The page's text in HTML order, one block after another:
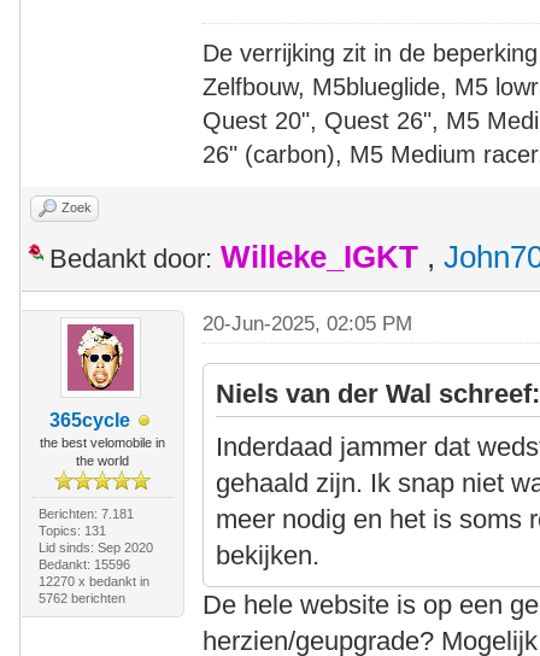
De verrijking zit in de beperking
Zelfbouw, M5blueglide, M5
Quest 20", Quest 26", M5
26" (carbon), M5 Medium
Zoek
Bedankt door: Willeke_IGKT ,
365cycle
the best velomobile in
the world
Berichten: 7.181
Topics: 131
Lid sinds: Sep 2020
Bedankt: 15596
12270 x bedankt in
5762 berichten
20-Jun-2025, 02:05 PM
Niels van der Wal schreef:
Inderdaad jammer dat
gehaald zijn. Ik snap niet
meer nodig en het is soms
bekijken.
De hele website is op een
herzien/geupgrade?